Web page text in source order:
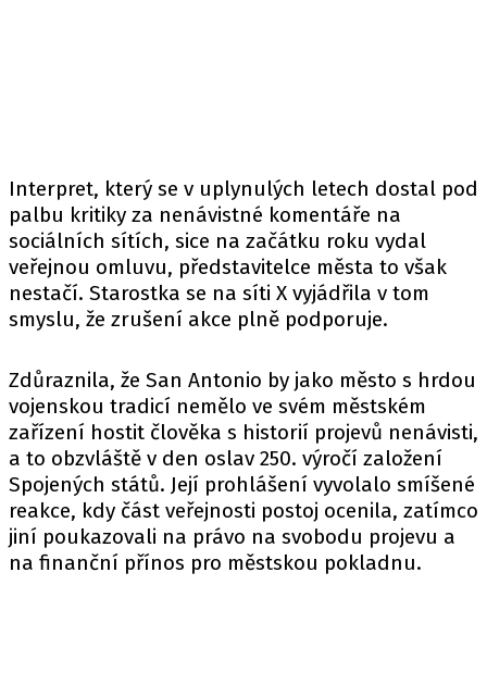
Interpret, který se v uplynulých letech dostal pod
palbu kritiky za nenávistné komentáře na
sociálních sítích, sice na začátku roku vydal
veřejnou omluvu, představitelce města to však
nestačí. Starostka se na síti X vyjádřila v tom
smyslu, že zrušení akce plně podporuje.
Zdůraznila, že San Antonio by jako město s hrdou
vojenskou tradicí nemělo ve svém městském
zařízení hostit člověka s historií projevů nenávisti,
a to obzvláště v den oslav 250. výročí založení
Spojených států. Její prohlášení vyvolalo smíšené
reakce, kdy část veřejnosti postoj ocenila, zatímco
jiní poukazovali na právo na svobodu projevu a
na finanční přínos pro městskou pokladnu.